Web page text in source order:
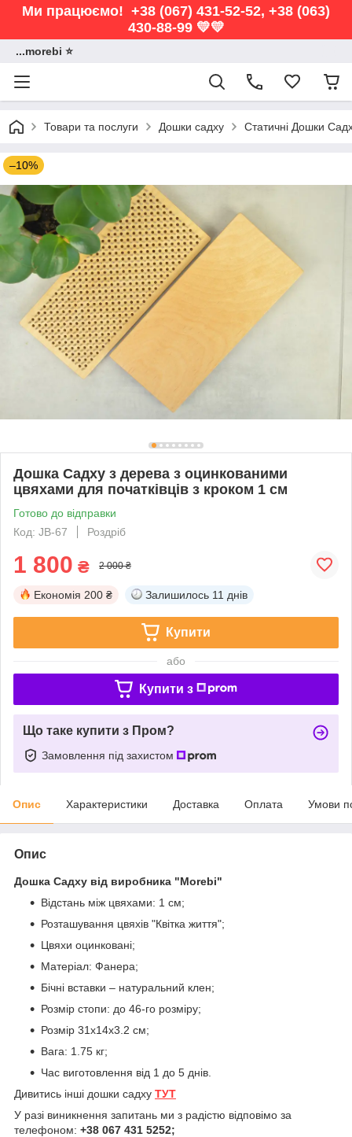
Ми працюємо! +38 (067) 431-52-52, +38 (063)
430-88-99 💛💛
...morebi ⭐️
Товари та послуги Дошки садху Статичні Дошки
–10%
Дошка Садху з дерева з оцинкованими
цвяхами для початківців з кроком 1 см
Готово до відправки
Код: JB-67
Роздріб
1 800 ₴ 2 000 ₴
Економія 200 ₴ Залишилось 11 днів
Купити
або
Купити з
Що таке купити з Пром?
Замовлення під захистом
Опис Характеристики Доставка Оплата Умови
Опис
Дошка Садху від виробника "Morebi"
Відстань між цвяхами: 1 см;
Розташування цвяхів "Квітка життя";
Цвяхи оцинковані;
Матеріал: Фанера;
Бічні вставки – натуральний клен;
Розмір стопи: до 46-го розміру;
Розмір 31х14х3.2 см;
Вага: 1.75 кг;
Час виготовлення від 1 до 5 днів.
Дивитись інші дошки садху ТУТ
У разі виникнення запитань ми з радістю відповімо за
телефоном: +38 067 431 5252;